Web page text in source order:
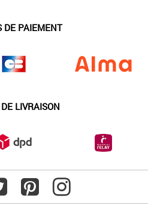
DE PAIEMENT
LIVRAISON